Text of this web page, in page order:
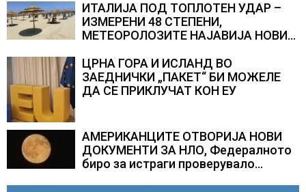
ИТАЛИЈА ПОД ТОПЛОТЕН УДАР –
ИЗМЕРЕНИ 48 СТЕПЕНИ,
МЕТЕОРОЛОЗИТЕ НАЈАВИЈА НОВИ
АВГУСТ
ЦРНА ГОРА И ИСЛАНД ВО
ЗАЕДНИЧКИ „ПАКЕТ“ БИ МОЖЕЛЕ
ДА СЕ ПРИКЛУЧАТ КОН ЕУ
АМЕРИКАНЦИТЕ ОТВОРИЈА НОВИ
ДОКУМЕНТИ ЗА НЛО, Федералното
биро за истраги проверувало